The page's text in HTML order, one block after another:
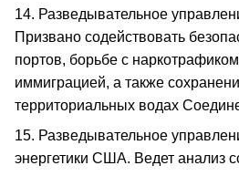
14. Разведывательное
Призвано содействовать
портов, борьбе с
иммиграцией, а также
территориальных водах
15. Разведывательное
энергетики США. Ведет анализ